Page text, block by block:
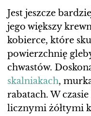
Jest jeszcze
jego większy
kobierce, które
powierzchnię
chwastów.
skalniakach,
rabatach. W
licznymi żółtymi